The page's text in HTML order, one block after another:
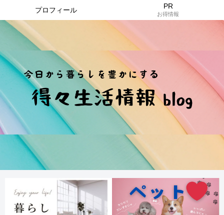
プロフィール PR
お得情報